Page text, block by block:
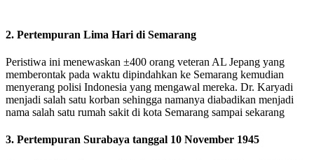
2. Pertempuran Lima Hari di Semarang
Peristiwa ini menewaskan ±400 orang veteran AL Jepang yang
memberontak pada waktu dipindahkan ke Semarang kemudian
menyerang polisi Indonesia yang mengawal mereka. Dr. Karyadi
menjadi salah satu korban sehingga namanya diabadikan menjadi
nama salah satu rumah sakit di kota Semarang sampai sekarang
3. Pertempuran Surabaya tanggal 10 November 1945